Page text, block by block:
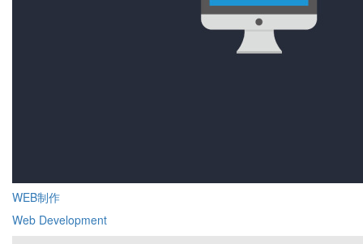
WEB制作
Web Development